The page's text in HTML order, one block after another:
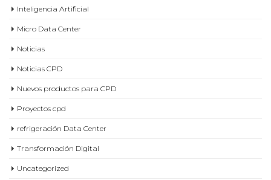
Inteligencia Artificial
Micro Data Center
Noticias
Noticias CPD
Nuevos productos para CPD
Proyectos cpd
refrigeración Data Center
Transformación Digital
Uncategorized